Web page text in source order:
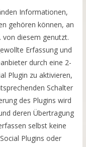
Informationen,
gehören können, an
von diesem genutzt.
Erfassung und
durch eine 2-
Plugin zu aktivieren,
Schalter
des Plugins wird
deren Übertragung
selbst keine
Plugins oder